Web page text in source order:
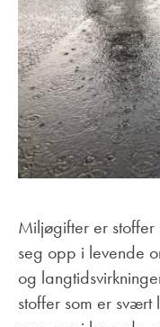
Miljøgifter er
seg opp i levende
og
stoffer som er